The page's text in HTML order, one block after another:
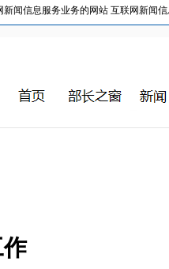
闻信息服务业务的网站 互联网新闻信